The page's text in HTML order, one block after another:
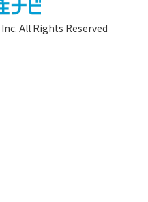
All Rights Reserved